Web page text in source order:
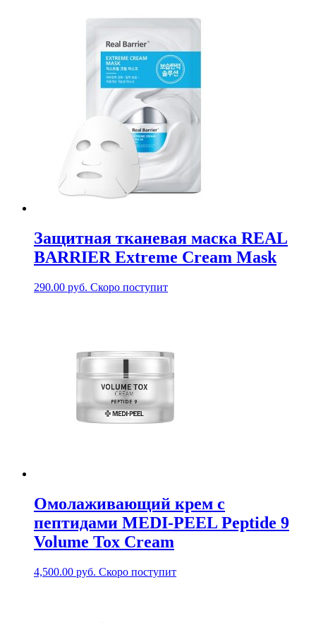
Защитная тканевая маска REAL
BARRIER Extreme Cream Mask
290.00 руб. Скоро поступит
Омолаживающий крем с
пептидами MEDI-PEEL Peptide 9
Volume Tox Cream
4,500.00 руб. Скоро поступит